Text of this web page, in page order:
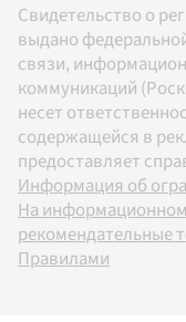
Свидетельство о
выдано
связи,
коммуникаций
несет
содержащейся в
предоставляет
Информация об
На
рекомендательные
Правилами